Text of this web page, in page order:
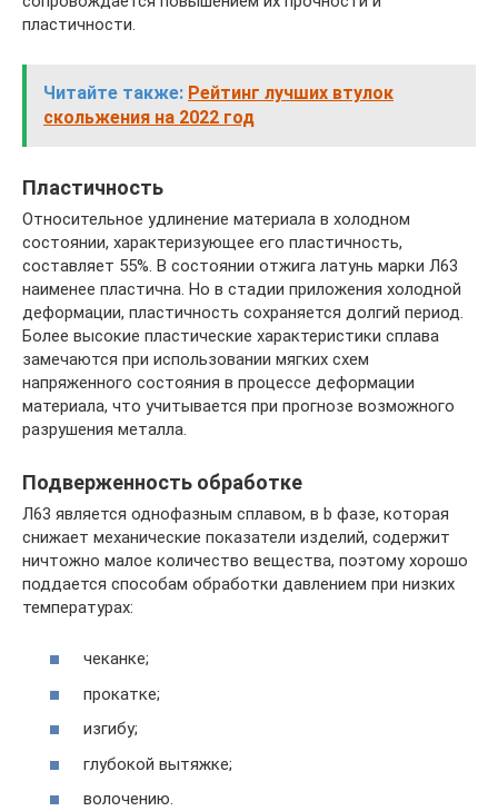
пластичности.
Читайте также: Рейтинг лучших втулок
скольжения на 2022 год
Пластичность
Относительное удлинение материала в холодном
состоянии, характеризующее его пластичность,
составляет 55%. В состоянии отжига латунь марки Л63
наименее пластична. Но в стадии приложения холодной
деформации, пластичность сохраняется долгий период.
Более высокие пластические характеристики сплава
замечаются при использовании мягких схем
напряженного состояния в процессе деформации
материала, что учитывается при прогнозе возможного
разрушения металла.
Подверженность обработке
Л63 является однофазным сплавом, в b фазе, которая
снижает механические показатели изделий, содержит
ничтожно малое количество вещества, поэтому хорошо
поддается способам обработки давлением при низких
температурах:
чеканке;
прокатке;
изгибу;
глубокой вытяжке;
волочению.